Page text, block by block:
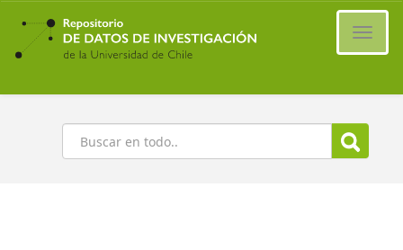
Ir
contenido
principal
Buscar